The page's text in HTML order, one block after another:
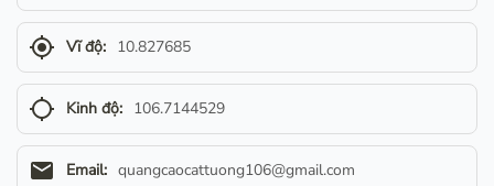
gps_fixed Vĩ độ: 10.827685
gps_not_fixed Kinh độ: 106.7144529
email Email: quangcaocattuong106@gmail.com